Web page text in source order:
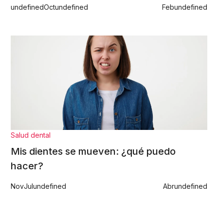
undefinedOctundefined Febundefined
Salud dental
Mis dientes se mueven: ¿qué puedo
hacer?
NovJulundefined Abrundefined